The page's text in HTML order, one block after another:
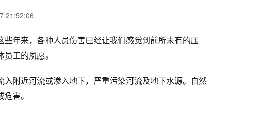
21:52:06
年来，各种人员伤害已经让我们感觉到前所未有的压
工的夙愿。
附近河流或渗入地下，严重污染河流及地下水源。自然
成危害。